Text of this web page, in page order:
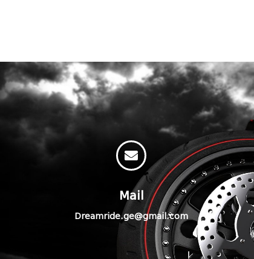
Mail
Dreamride.ge@gmail.com